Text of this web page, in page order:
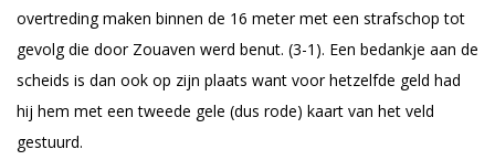
overtreding maken binnen de 16 meter met een strafschop tot
gevolg die door Zouaven werd benut. (3-1). Een bedankje aan de
scheids is dan ook op zijn plaats want voor hetzelfde geld had
hij hem met een tweede gele (dus rode) kaart van het veld
gestuurd.